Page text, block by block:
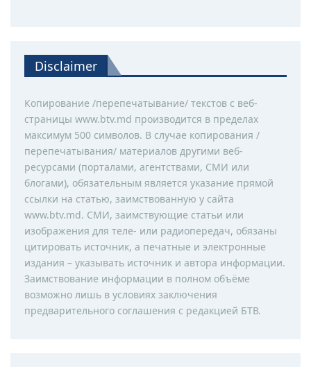
Disclaimer
Копирование /перепечатывание/ текстов с веб-
страницы www.btv.md производится в пределах
максимум 500 символов. В случае копирования /
перепечатывания/ материалов другими веб-
ресурсами (порталами, агентствами, СМИ или
блогами), обязательным является указание прямой
ссылки на статью, заимствованную у сайта
www.btv.md. СМИ, заимствующие статьи или
изображения для теле- или радиопередач, обязаны
цитировать источник, а печатные и электронные
издания – указывать источник и автора информации.
Заимствование информации в полном объёме
возможно лишь в условиях заключения
предварительного соглашения с редакцией БТВ.